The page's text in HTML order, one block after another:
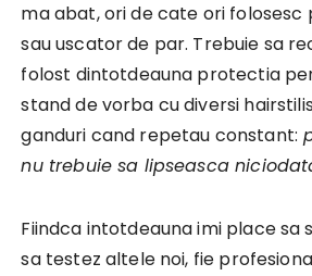
ma abat, ori de cate ori folosesc
sau uscator de par. Trebuie sa
folost dintotdeauna protectia
stand de vorba cu diversi
ganduri cand repetau constant:
nu trebuie sa lipseasca
Fiindca intotdeauna imi place sa
sa testez altele noi, fie